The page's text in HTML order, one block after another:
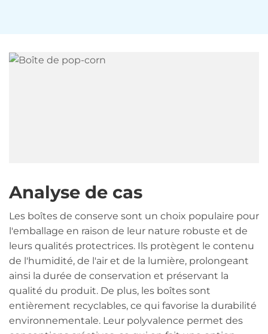
Analyse de cas
Les boîtes de conserve sont un choix populaire pour
l'emballage en raison de leur nature robuste et de
leurs qualités protectrices. Ils protègent le contenu
de l'humidité, de l'air et de la lumière, prolongeant
ainsi la durée de conservation et préservant la
qualité du produit. De plus, les boîtes sont
entièrement recyclables, ce qui favorise la durabilité
environnementale. Leur polyvalence permet des